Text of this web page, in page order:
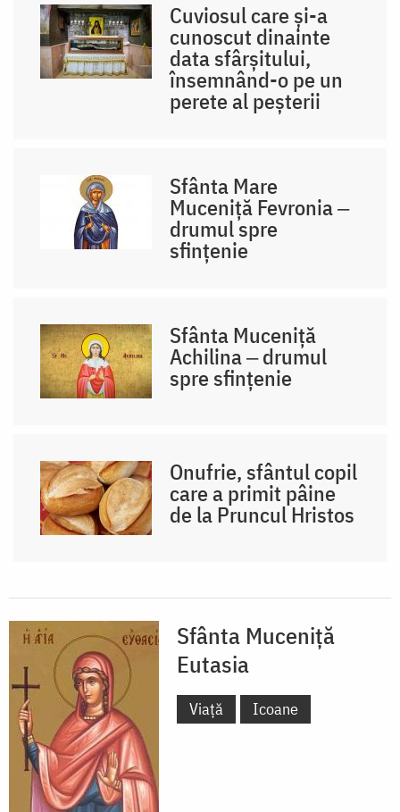
Cuviosul care și-a
cunoscut dinainte
data sfârșitului,
însemnând-o pe un
perete al peșterii
Sfânta Mare
Muceniță Fevronia ‒
drumul spre
sfințenie
Sfânta Muceniță
Achilina ‒ drumul
spre sfințenie
Onufrie, sfântul copil
care a primit pâine
de la Pruncul Hristos
Sfânta Muceniță
Eutasia
Viață Icoane